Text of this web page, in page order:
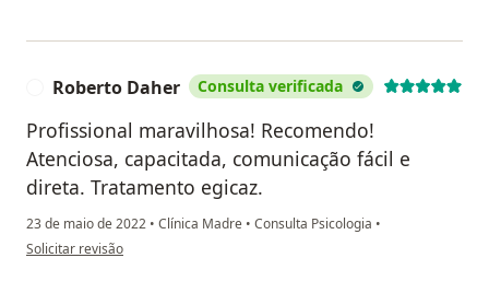
Roberto Daher Consulta verificada
Profissional maravilhosa! Recomendo!
Atenciosa, capacitada, comunicação fácil e
direta. Tratamento egicaz.
23 de maio de 2022 • Clínica Madre • Consulta Psicologia •
na opinião do utilizador Roberto Daher
Solicitar revisão